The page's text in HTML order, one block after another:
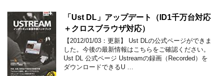
「Ust DL」アップデート（ID1千万台対応
＋クロスブラウザ対応）
【2012/01/03：更新】 Ust DLの公式ページができま
した。今後の最新情報はこちらをご確認ください。
Ust DL 公式ページ Ustreamの録画（Recorded）を
ダウンロードできるU …